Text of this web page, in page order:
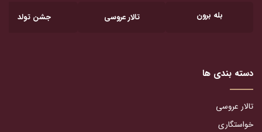
بله برون تالار عروسی جشن تولد
دسته بندی ها
تالار عروسی
خواستگاری